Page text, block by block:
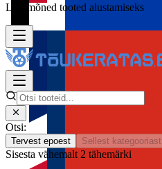
Lisa mõned tooted alustamiseks
Otsi:
Tervest epoest Sellest kategooriast
Sisesta vähemalt 2 tähemärki